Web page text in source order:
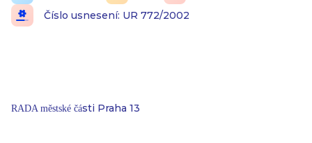
Číslo usnesení: UR 772/2002
RADA městské části Praha 13